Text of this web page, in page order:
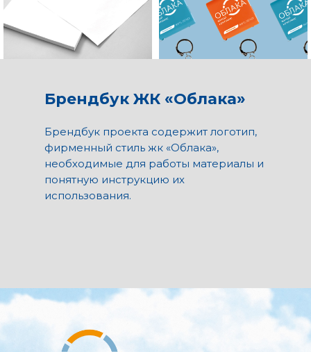
Брендбук ЖК «Облака»
Брендбук проекта содержит логотип,
фирменный стиль жк «Облака»,
необходимые для работы материалы и
понятную инструкцию их
использования.